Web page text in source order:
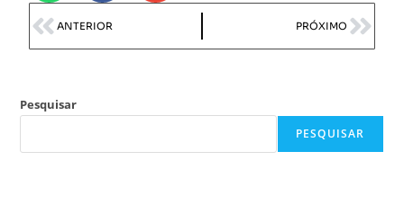
ANTERIOR PRÓXIMO
Pesquisar
PESQUISAR